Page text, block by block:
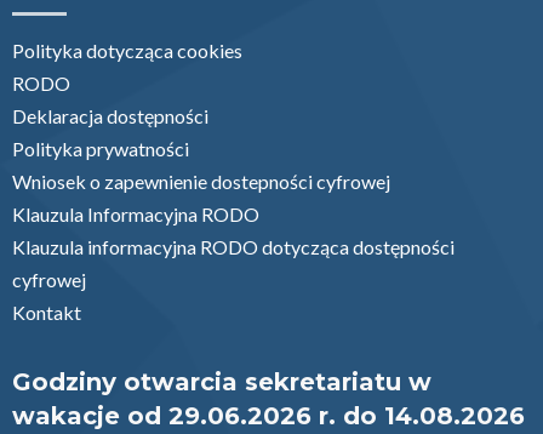
Polityka dotycząca cookies
RODO
Deklaracja dostępności
Polityka prywatności
Wniosek o zapewnienie dostepności cyfrowej
Klauzula Informacyjna RODO
Klauzula informacyjna RODO dotycząca dostępności
cyfrowej
Kontakt
Godziny otwarcia sekretariatu w
wakacje od 29.06.2026 r. do 14.08.2026